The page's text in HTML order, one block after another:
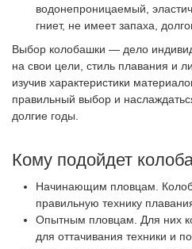
водонепроницаемый,
гниет, не имеет запаха,
Выбор колобашки — дело
на свои цели, стиль плавания и
изучив характеристики
правильный выбор и
долгие годы.
Кому подойдет
Начинающим пловцам.
правильную технику
Опытным пловцам. Для них
для оттачивания техники и